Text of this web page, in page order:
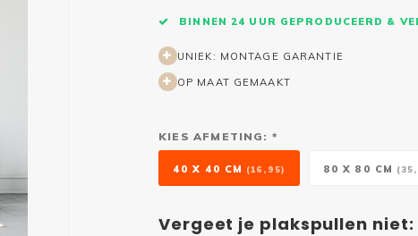
BINNEN 24 UUR GEPRODUCEERD &
UNIEK: MONTAGE GARANTIE
OP MAAT GEMAAKT
KIES AFMETING: *
40 X 40 CM (16,95) 80 X 80 CM
Vergeet je plakspullen niet: